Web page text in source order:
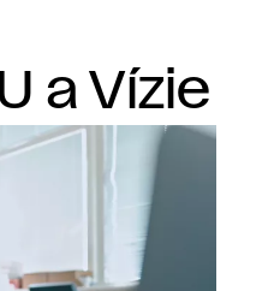
a Vízie